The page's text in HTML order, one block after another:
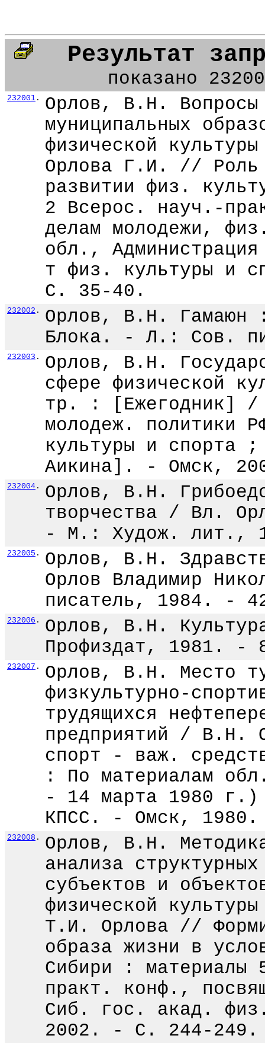
Результат
показано
232001 .
Орлов, В.Н. Вопросы
муниципальных
физической
Орлова Г.И. // Роль
развитии физ.
2 Всерос. науч.-
делам молодежи,
обл.,
т физ. культуры и
С. 35-40.
232002 .
Орлов, В.Н. Гамаюн
Блока. - Л.: Сов.
232003 .
Орлов, В.Н.
сфере физической
тр. : [Ежегодник] /
молодеж. политики
культуры и
Аикина]. - Омск,
232004 .
Орлов, В.Н.
творчества / Вл.
- М.: Худож. лит.,
232005 .
Орлов, В.Н.
Орлов Владимир
писатель, 1984. -
232006 .
Орлов, В.Н.
Профиздат, 1981. -
232007 .
Орлов, В.Н. Место
физкультурно-
трудящихся
предприятий / В.Н.
спорт - важ.
: По материалам
- 14 марта 1980
КПСС. - Омск,
232008 .
Орлов, В.Н.
анализа
субъектов и
физической
Т.И. Орлова //
образа жизни в
Сибири : материалы
практ. конф.,
Сиб. гос. акад.
2002. - С. 244-249.